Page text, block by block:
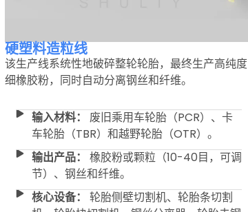
硬塑料造粒线
该生产线系统性地破碎整轮轮胎，最终生产高纯度
细橡胶粉，同时自动分离钢丝和纤维。
输入材料：
废旧乘用车轮胎（PCR）、卡
车轮胎（TBR）和越野轮胎（OTR）。
输出产品：
橡胶粉或颗粒（10-40目，可调
节）、钢丝和纤维。
核心设备：
轮胎侧壁切割机、轮胎条切割